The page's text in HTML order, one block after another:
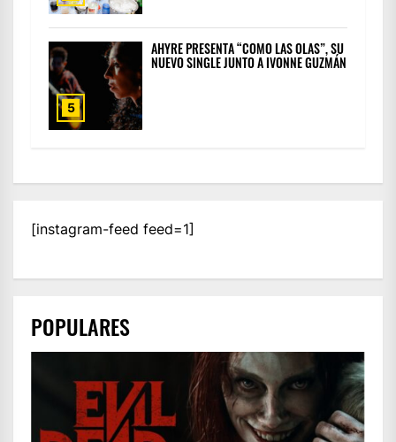
5
AHYRE PRESENTA “COMO LAS OLAS”, SU
NUEVO SINGLE JUNTO A IVONNE GUZMÁN
[instagram-feed feed=1]
POPULARES